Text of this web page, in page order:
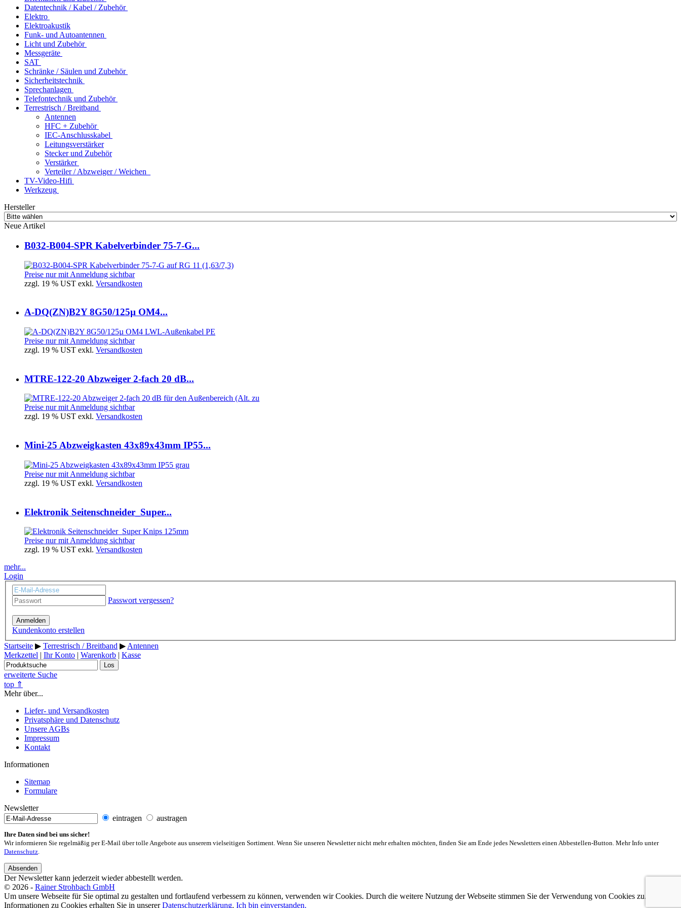
Datentechnik / Kabel / Zubehör
Elektro
Elektroakustik
Funk- und Autoantennen
Licht und Zubehör
Messgeräte
SAT
Schränke / Säulen und Zubehör
Sicherheitstechnik
Sprechanlagen
Telefontechnik und Zubehör
Terrestrisch / Breitband
Antennen
HFC + Zubehör
IEC-Anschlusskabel
Leitungsverstärker
Stecker und Zubehör
Verstärker
Verteiler / Abzweiger / Weichen
TV-Video-Hifi
Werkzeug
Hersteller
Neue Artikel
B032-B004-SPR Kabelverbinder 75-7-G...
Preise nur mit Anmeldung sichtbar
zzgl. 19 % UST exkl. Versandkosten
A-DQ(ZN)B2Y 8G50/125µ OM4...
Preise nur mit Anmeldung sichtbar
zzgl. 19 % UST exkl. Versandkosten
MTRE-122-20 Abzweiger 2-fach 20 dB...
Preise nur mit Anmeldung sichtbar
zzgl. 19 % UST exkl. Versandkosten
Mini-25 Abzweigkasten 43x89x43mm IP55...
Preise nur mit Anmeldung sichtbar
zzgl. 19 % UST exkl. Versandkosten
Elektronik Seitenschneider_Super...
Preise nur mit Anmeldung sichtbar
zzgl. 19 % UST exkl. Versandkosten
mehr...
Login
Passwort vergessen?
Anmelden
Kundenkonto erstellen
Startseite ▶ Terrestrisch / Breitband ▶ Antennen
Merkzettel | Ihr Konto | Warenkorb | Kasse
Los
erweiterte Suche
top ⇑
Mehr über...
Liefer- und Versandkosten
Privatsphäre und Datenschutz
Unsere AGBs
Impressum
Kontakt
Informationen
Sitemap
Formulare
Newsletter
eintragen
austragen
Ihre Daten sind bei uns sicher!
Wir informieren Sie regelmäßig per E-Mail über tolle Angebote aus unserem vielseitigen Sortiment. Wenn Sie unseren Newsletter nicht mehr erhalten möchten, finden Sie am Ende jedes Newsletters einen Abbestellen-Button. Mehr Info unter
Datenschutz
Absenden
Der Newsletter kann jederzeit wieder abbestellt werden.
© 2026 - Rainer Strohbach GmbH
Um unsere Webseite für Sie optimal zu gestalten und fortlaufend verbessern zu können, verwenden wir Cookies. Durch die weitere Nutzung der Webseite stimmen Sie der Verwendung von Cookies zu. Weitere
Informationen zu Cookies erhalten Sie in unsererDatenschutzerklärung. Ich bin einverstanden.